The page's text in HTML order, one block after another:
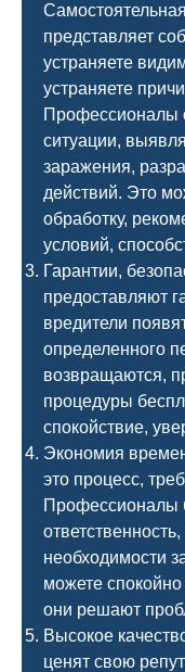
представляет
устраняете
устраняете
Профессионалы
ситуации,
заражения,
действий. Это
обработку,
условий,
Гарантии,
предоставляют
вредители
определенного
возвращаются,
процедуры
спокойствие,
Экономия
это процесс,
Профессионалы
необходимости
можете
они решают
Высокое
ценят свою